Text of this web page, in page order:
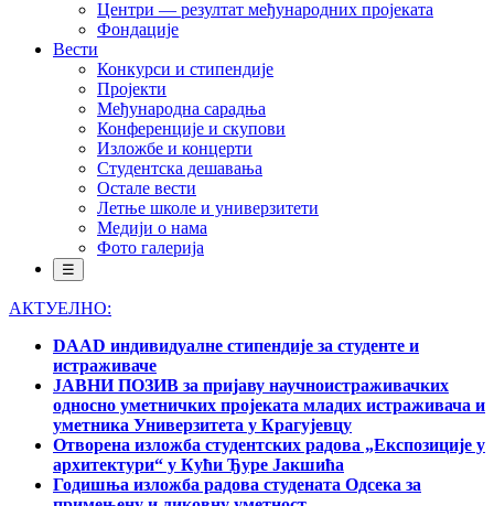
Центри — резултат међународних пројеката
Фондације
Вести
Конкурси и стипендије
Пројекти
Међународна сарадња
Конференције и скупови
Изложбе и концерти
Студентска дешавања
Остале вести
Летње школе и универзитети
Медији о нама
Фото галерија
☰
АКТУЕЛНО:
DAAD индивидуалне стипендије за студенте и
истраживаче
ЈАВНИ ПОЗИВ за пријаву научноистраживачких
односно уметничких пројеката младих истраживача и
уметника Универзитета у Крагујевцу
Отворена изложба студентских радова „Експозиције у
архитектури“ у Кући Ђуре Јакшића
Годишња изложба радова студената Одсека за